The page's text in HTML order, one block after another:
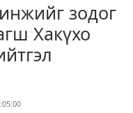
зодог
Хакүхо